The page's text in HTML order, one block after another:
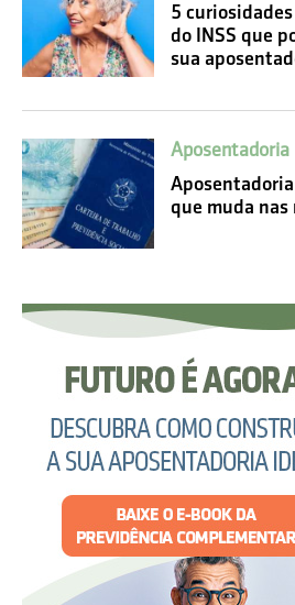
5
do INSS que
sua
Aposentadoria
que muda nas